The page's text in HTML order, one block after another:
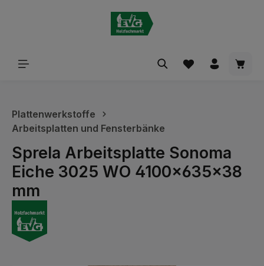
Plattenwerkstoffe
Arbeitsplatten und Fensterbänke
Sprela Arbeitsplatte Sonoma
Eiche 3025 WO 4100x635x38
mm